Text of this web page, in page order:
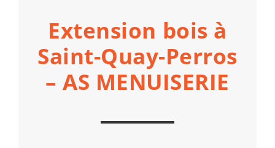
Extension bois à
Saint-Quay-Perros
– AS MENUISERIE